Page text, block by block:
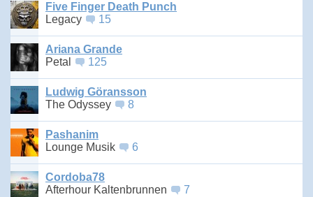
Five Finger Death Punch
Legacy
15
Ariana Grande
Petal
125
Ludwig Göransson
The Odyssey
8
Pashanim
Lounge Musik
6
Cordoba78
Afterhour Kaltenbrunnen
7